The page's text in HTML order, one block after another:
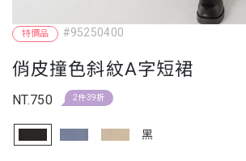
特價品 #95250400
俏皮撞色斜紋A字短裙
NT.750 2件39折
黑